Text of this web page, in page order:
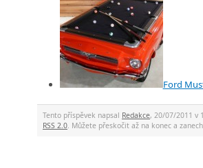
Ford
Tento příspěvek napsal Redakce, 20/07/2011 v
RSS 2.0. Můžete přeskočit až na konec a